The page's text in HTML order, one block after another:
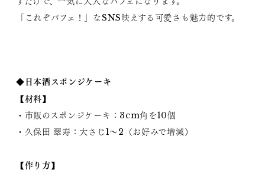
「これぞパフェ！」なSNS映えする可愛さも魅力的です。
◆日本酒スポンジケーキ
【材料】
・市販のスポンジケーキ：3cm角を10個
・久保田 翠寿：大さじ1〜2（お好みで増減）
【作り方】